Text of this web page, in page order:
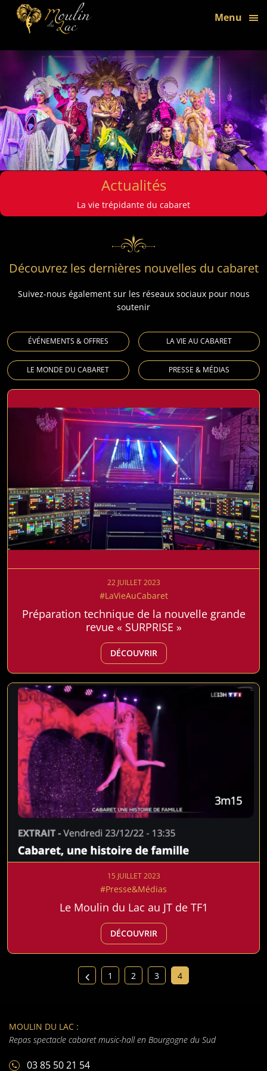
bon
Menu
Actualités
La vie trépidante du cabaret
Découvrez les dernières nouvelles du cabaret
Suivez-nous également sur les réseaux sociaux pour nous
soutenir
ÉVÉNEMENTS & OFFRES LA VIE AU CABARET
LE MONDE DU CABARET PRESSE & MÉDIAS
22 JUILLET 2023
#LaVieAuCabaret
Préparation technique de la nouvelle grande
revue « SURPRISE »
DÉCOUVRIR
15 JUILLET 2023
#Presse&Médias
Le Moulin du Lac au JT de TF1
DÉCOUVRIR
1 2 3 4
MOULIN DU LAC :
Repas spectacle cabaret music-hall en Bourgogne du Sud
03 85 50 21 54